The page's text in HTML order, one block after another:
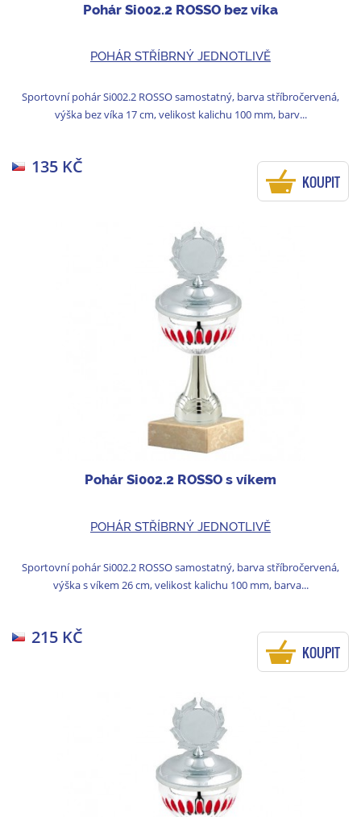
Pohár Si002.2 ROSSO bez víka
POHÁR STŘÍBRNÝ JEDNOTLIVĚ
Sportovní pohár Si002.2 ROSSO samostatný, barva stříbročervená,
výška bez víka 17 cm, velikost kalichu 100 mm, barv...
135 KČ
KOUPIT
Pohár Si002.2 ROSSO s víkem
POHÁR STŘÍBRNÝ JEDNOTLIVĚ
Sportovní pohár Si002.2 ROSSO samostatný, barva stříbročervená,
výška s víkem 26 cm, velikost kalichu 100 mm, barva...
215 KČ
KOUPIT